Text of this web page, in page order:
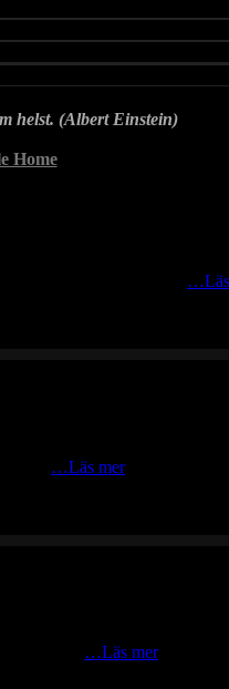
helst. (Albert Einstein)
Home
…Läs mer
…Läs mer